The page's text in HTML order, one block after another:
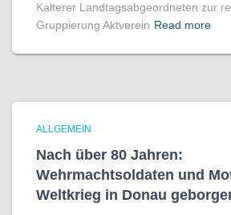
Kalterer Landtagsabgeordneten zur
Gruppierung Aktverein Read more
ALLGEMEIN
Nach über 80 Jahren:
Wehrmachtsoldaten und
Weltkrieg in Donau